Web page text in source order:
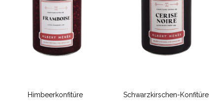
Himbeerkonfitüre Schwarzkirschen-Konfitüre